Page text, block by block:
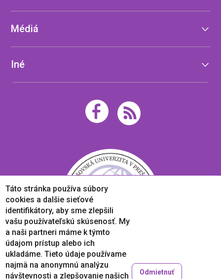
Médiá
Iné
Táto stránka používa súbory
cookies a dalšie sieťové
identifikátory, aby sme zlepšili
vašu používateľskú skúsenosť. My
a naši partneri máme k týmto
údajom prístup alebo ich
ukladáme. Tieto údaje používame
najmä na anonymnú analýzu
návštevnosti a zlepšovanie našich
Odmietnuť